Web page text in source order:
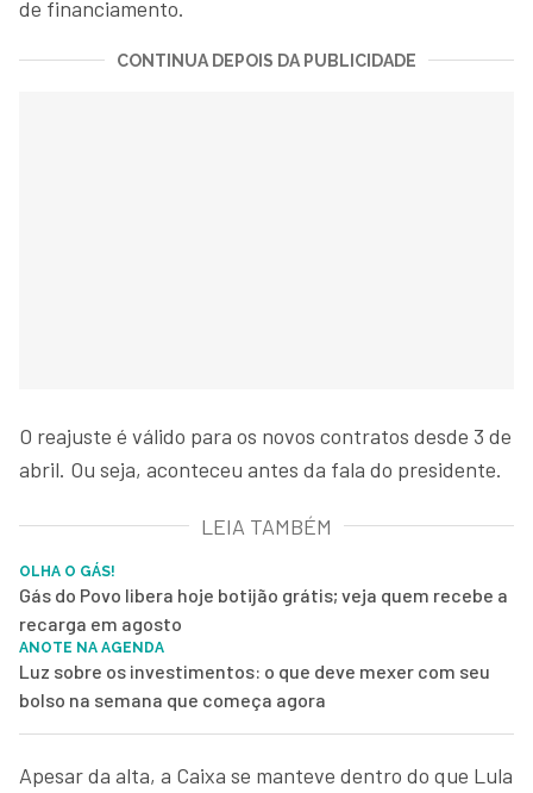
de financiamento.
CONTINUA DEPOIS DA PUBLICIDADE
O reajuste é válido para os novos contratos desde 3 de
abril. Ou seja, aconteceu antes da fala do presidente.
LEIA TAMBÉM
OLHA O GÁS!
Gás do Povo libera hoje botijão grátis; veja quem recebe a
recarga em agosto
ANOTE NA AGENDA
Luz sobre os investimentos: o que deve mexer com seu
bolso na semana que começa agora
Apesar da alta, a Caixa se manteve dentro do que Lula